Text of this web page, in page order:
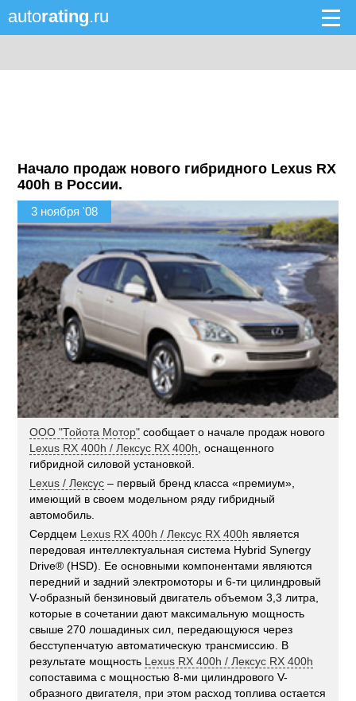
autorating.ru
Начало продаж нового гибридного Lexus RX
400h в России.
3 ноября '08
ООО "Тойота Мотор" сообщает о начале продаж нового
Lexus RX 400h / Лексус RX 400h , оснащенного
гибридной силовой установкой.
Lexus / Лексус – первый бренд класса «премиум»,
имеющий в своем модельном ряду гибридный
автомобиль.
Сердцем Lexus RX 400h / Лексус RX 400h является
передовая интеллектуальная система Hybrid Synergy
Drive® (HSD). Ее основными компонентами являются
передний и задний электромоторы и 6-ти цилиндровый
V-образный бензиновый двигатель объемом 3,3 литра,
которые в сочетании дают максимальную мощность
свыше 270 лошадиных сил, передающуюся через
бесступенчатую автоматическую трансмиссию. В
результате мощность Lexus RX 400h / Лексус RX 400h
сопоставима с мощностью 8-ми цилиндрового V-
образного двигателя, при этом расход топлива остается